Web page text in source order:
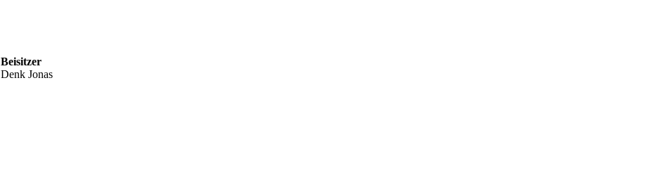
Beisitzer
Denk Jonas